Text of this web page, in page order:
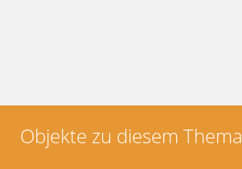
Objekte zu diesem Thema